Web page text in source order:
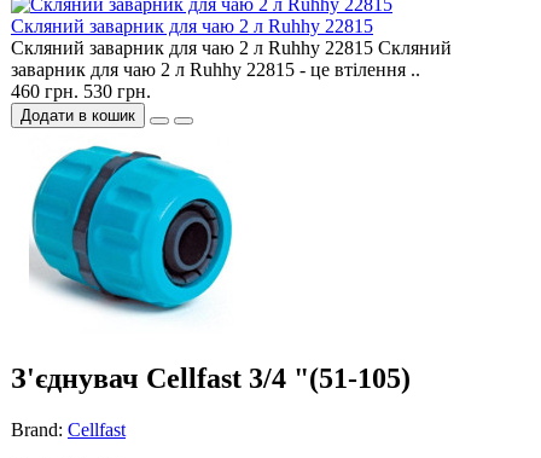
Скляний заварник для чаю 2 л Ruhhy 22815
Скляний заварник для чаю 2 л Ruhhy 22815 Скляний
заварник для чаю 2 л Ruhhy 22815 - це втілення ..
460 грн. 530 грн.
Додати в кошик
З'єднувач Cellfast 3/4 "(51-105)
Brand: Cellfast